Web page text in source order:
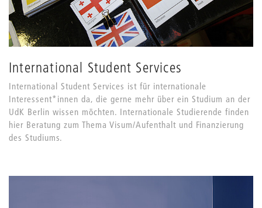
International Student Services
International Student Services ist für internationale
Interessent*innen da, die gerne mehr über ein Studium an der
UdK Berlin wissen möchten. Internationale Studierende finden
hier Beratung zum Thema Visum/Aufenthalt und Finanzierung
des Studiums.